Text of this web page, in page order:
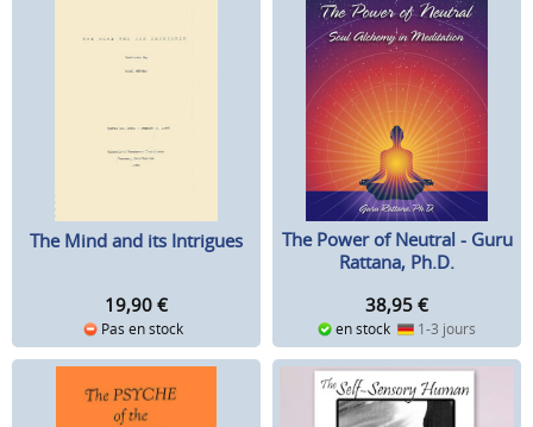
The Mind and its Intrigues
19,90 €
Pas en stock
The Power of Neutral - Guru
Rattana, Ph.D.
38,95 €
en stock 1-3 jours